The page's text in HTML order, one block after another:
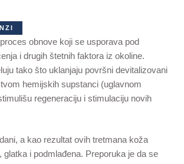
obnove koji se usporava pod
i drugih štetnih faktora iz okoline.
tako što uklanjaju površni devitalizovani
hemijskih supstanci (uglavnom
regeneraciju i stimulaciju novih
a kao rezultat ovih tretmana koža
glatka i podmlađena. Preporuka je da se